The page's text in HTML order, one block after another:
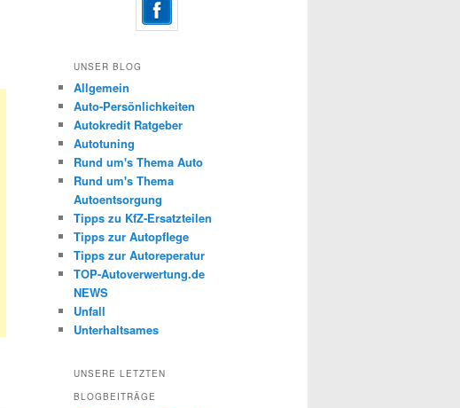
UNSER BLOG
Allgemein
Auto-Persönlichkeiten
Autokredit Ratgeber
Autotuning
Rund um's Thema Auto
Rund um's Thema
Autoentsorgung
Tipps zu KfZ-Ersatzteilen
Tipps zur Autopflege
Tipps zur Autoreperatur
TOP-Autoverwertung.de
NEWS
Unfall
Unterhaltsames
UNSERE LETZTEN
BLOGBEITRÄGE